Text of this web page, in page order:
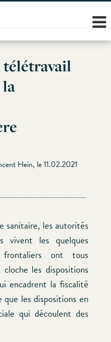
télétravail
Hein, le 11.02.2021
sanitaire, les autorités
vivent les quelques
ont tous
les dispositions
encadrent la fiscalité
que les dispositions en
qui découlent des